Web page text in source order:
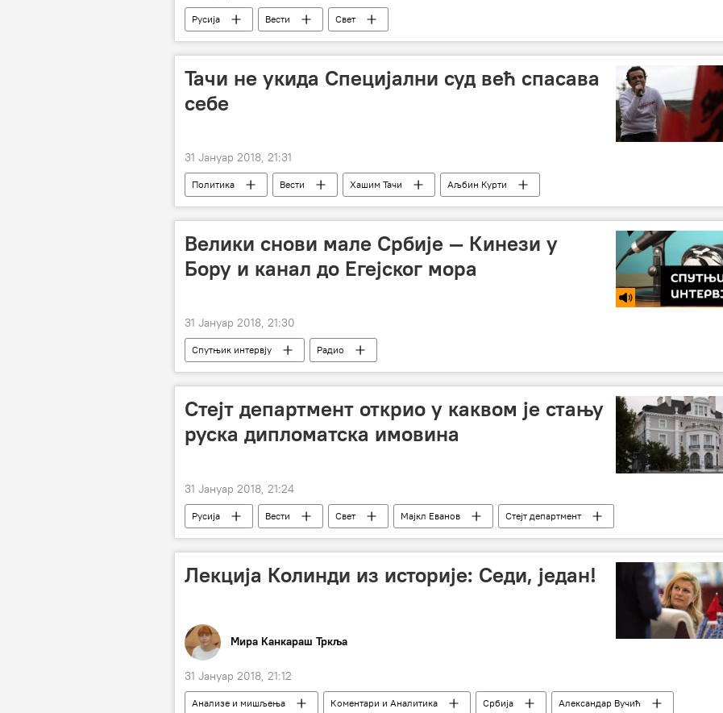
Русија Вести Свет
Тачи не укида Специјални суд већ спасава
себе
31 Јануар 2018, 21:31
Политика Вести Хашим Тачи
Аљбин Курти
Специјални суд за ратне злочине ОВК
Велики снови мале Србије — Кинези у
Бору и канал до Егејског мора
31 Јануар 2018, 21:30
Спутњик интервју Радио
Стејт департмент открио у каквом је стању
руска дипломатска имовина
31 Јануар 2018, 21:24
Русија Вести Свет Мајкл Еванов
Стејт департмент
дипломатска имовина
Лекција Колинди из историје: Седи, један!
Мира Канкараш Тркља
31 Јануар 2018, 21:12
Анализе и мишљења Коментари и Аналитика Србија
Александар Вучић